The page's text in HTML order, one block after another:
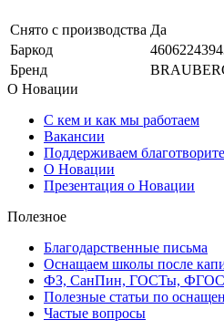
Снято с производства Да
Баркод
Бренд
О Новации
С кем и как мы работаем
Вакансии
Поддерживаем
О Новации
Презентация о Новации
Полезное
Благодарственные письма
Оснащаем школы после
ФЗ, СанПин, ГОСТы, ФГОС,
Полезные статьи по
Частые вопросы